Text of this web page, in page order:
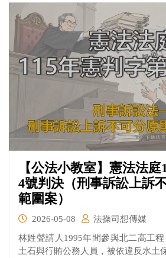
【公法小教室】憲法法
4號判決（刑事訴訟上訴
範圍案）
2026-05-08
法操司想傳媒
林姓聲請人1995年間參與北二高工
土石與行賄公務人員，被依違反水土